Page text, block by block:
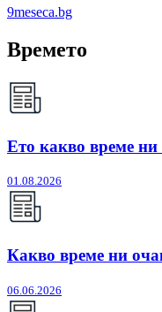
9meseca.bg
Времето
Ето какво време ни
01.08.2026
Какво време ни
06.06.2026